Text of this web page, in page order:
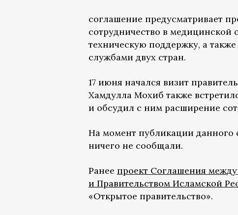
соглашение предусматривает
сотрудничество в медицинской
техническую поддержку, а
службами двух стран.
17 июня начался визит
Хамдулла Мохиб также
и обсудил с ним расширение
На момент публикации
ничего не сообщали.
Ранее проект Соглашения
и Правительством Исламской
«Открытое правительство».